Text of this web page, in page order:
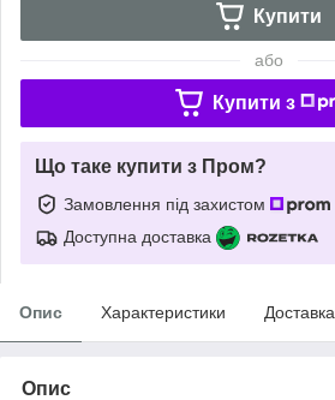
Купити
або
Купити з
Що таке купити з Пром?
Замовлення під захистом
Доступна доставка
Опис Характеристики Доставка
Опис